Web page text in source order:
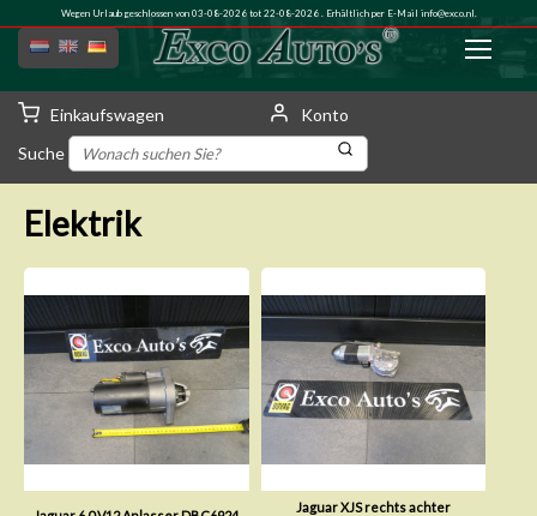
Wegen Urlaub geschlossen von 03-08-2026 tot 22-08-2026 . Erhältlich per E-Mail info@exco.nl.
Einkaufswagen
Konto
Suche
Elektrik
Jaguar XJS rechts achter